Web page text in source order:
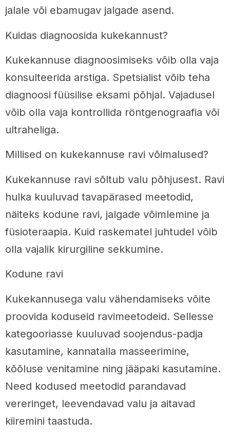
jalale või ebamugav jalgade asend.
Kuidas diagnoosida kukekannust?
Kukekannuse diagnoosimiseks võib olla vaja
konsulteerida arstiga. Spetsialist võib teha
diagnoosi füüsilise eksami põhjal. Vajadusel
võib olla vaja kontrollida röntgenograafia või
ultraheliga.
Millised on kukekannuse ravi võimalused?
Kukekannuse ravi sõltub valu põhjusest. Ravi
hulka kuuluvad tavapärased meetodid,
näiteks kodune ravi, jalgade võimlemine ja
füsioteraapia. Kuid raskematel juhtudel võib
olla vajalik kirurgiline sekkumine.
Kodune ravi
Kukekannusega valu vähendamiseks võite
proovida koduseid ravimeetodeid. Sellesse
kategooriasse kuuluvad soojendus-padja
kasutamine, kannatalla masseerimine,
kõõluse venitamine ning jääpaki kasutamine.
Need kodused meetodid parandavad
vereringet, leevendavad valu ja aitavad
kiiremini taastuda.